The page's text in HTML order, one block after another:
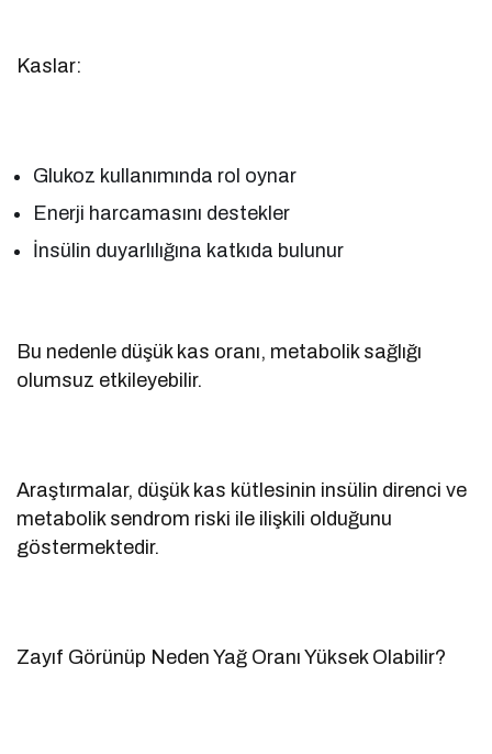
Kaslar:
Glukoz kullanımında rol oynar
Enerji harcamasını destekler
İnsülin duyarlılığına katkıda bulunur
Bu nedenle düşük kas oranı, metabolik sağlığı
olumsuz etkileyebilir.
Araştırmalar, düşük kas kütlesinin insülin direnci ve
metabolik sendrom riski ile ilişkili olduğunu
göstermektedir.
Zayıf Görünüp Neden Yağ Oranı Yüksek Olabilir?